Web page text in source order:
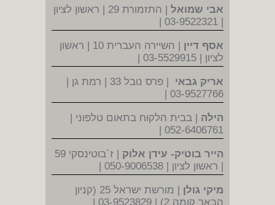
אבי שמואל
| התזמורת 29 | ראשון לציון
אסף דיין
| השיירה העברית 10 | ראשון
לציון | 03-5529915 |
אריק גבאי
| פרס נובל 33 | רמת גן |
03-9527766 |
הילה | בבית הלקוח בתאום טלפוני |
052-6406761 |
הייר בוטיק- עידן אלוק
| ז´בוטינסקי 59
| ראשון לציון | 050-9006538 |
מיקי גולן
| מורשת ישראל 25 (קניון
הבאר קומה 2) | 03-9523829 |